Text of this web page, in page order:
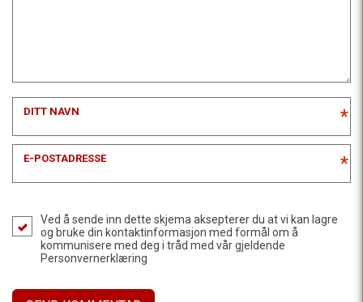
DITT NAVN *
E-POSTADRESSE *
Ved å sende inn dette skjema aksepterer du at vi kan lagre
og bruke din kontaktinformasjon med formål om å
kommunisere med deg i tråd med vår gjeldende
Personvernerklæring